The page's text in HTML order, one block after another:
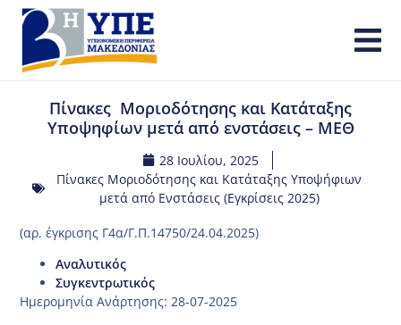
Πίνακες Μοριοδότησης και Κατάταξης
Υποψηφίων μετά από ενστάσεις – ΜΕΘ
28 Ιουλίου, 2025
Πίνακες Μοριοδότησης και Κατάταξης Υποψήφιων
μετά από Ενστάσεις (Εγκρίσεις 2025)
(αρ. έγκρισης Γ4α/Γ.Π.14750/24.04.2025)
Αναλυτικός
Συγκεντρωτικός
Ημερομηνία Ανάρτησης: 28-07-2025